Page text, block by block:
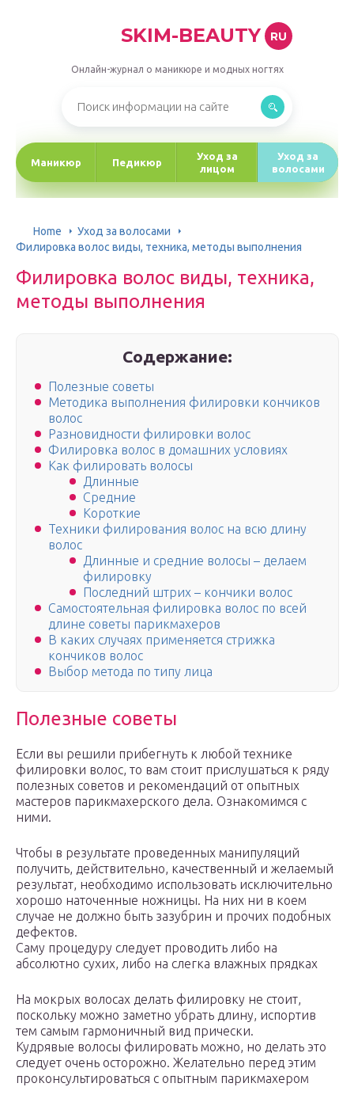
SKIM-BEAUTY RU
Онлайн-журнал о маникюре и модных ногтях
Маникюр Педикюр
Уход за
лицом
Уход за
волосами
Home
Уход за волосами
Филировка волос виды, техника, методы выполнения
Филировка волос виды, техника,
методы выполнения
Содержание:
Полезные советы
Методика выполнения филировки кончиков
волос
Разновидности филировки волос
Филировка волос в домашних условиях
Как филировать волосы
Длинные
Средние
Короткие
Техники филирования волос на всю длину
волос
Длинные и средние волосы – делаем
филировку
Последний штрих – кончики волос
Самостоятельная филировка волос по всей
длине советы парикмахеров
В каких случаях применяется стрижка
кончиков волос
Выбор метода по типу лица
Полезные советы
Если вы решили прибегнуть к любой технике
филировки волос, то вам стоит прислушаться к ряду
полезных советов и рекомендаций от опытных
мастеров парикмахерского дела. Ознакомимся с
ними.
Чтобы в результате проведенных манипуляций
получить, действительно, качественный и желаемый
результат, необходимо использовать исключительно
хорошо наточенные ножницы. На них ни в коем
случае не должно быть зазубрин и прочих подобных
дефектов.
Саму процедуру следует проводить либо на
абсолютно сухих, либо на слегка влажных прядках
На мокрых волосах делать филировку не стоит,
поскольку можно заметно убрать длину, испортив
тем самым гармоничный вид прически.
Кудрявые волосы филировать можно, но делать это
следует очень осторожно. Желательно перед этим
проконсультироваться с опытным парикмахером